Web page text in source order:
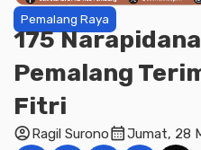
Pemalang Raya
175
Pemalang
Fitri
account_circleRagil Suronocalendar_monthJumat, 28